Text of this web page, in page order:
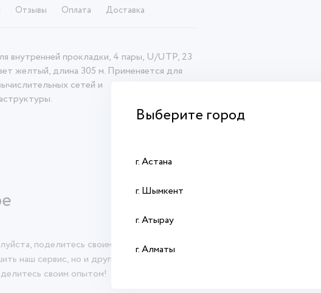
Выберите город
г. Астана
г. Шымкент
г. Атырау
г. Алматы
Отзывы Оплата Доставка
внутренней прокладки, 4 пары, U/UTP, 23
желтый, длина 305 м. Применяется для
сетей и
поделитесь своими впечатлениями о продукте. Ваш отзыв
наш сервис, но и другим покупателям сделать осознанный
своим опытом!